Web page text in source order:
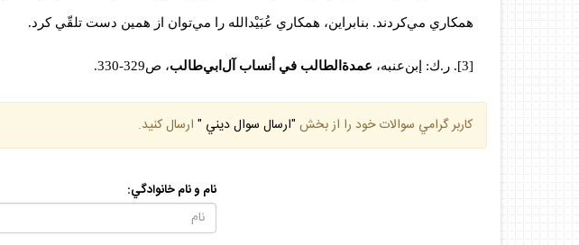
همكاري مي‌كردند. بنابراين، همكاري عُبَيْدالله را مي‌توان از همين دست تلقّي كرد.
[3]
. ر.ك: إبن‌عنبه، عمدة‌الطالب في أنساب آل‌ابي‌طالب، ص329-330.
كاربر گرامي سوالات خود را از بخش "ارسال سوال ديني " ارسال كنيد.
نام و نام خانوادگي: